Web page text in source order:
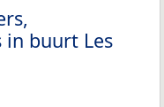
in buurt Les